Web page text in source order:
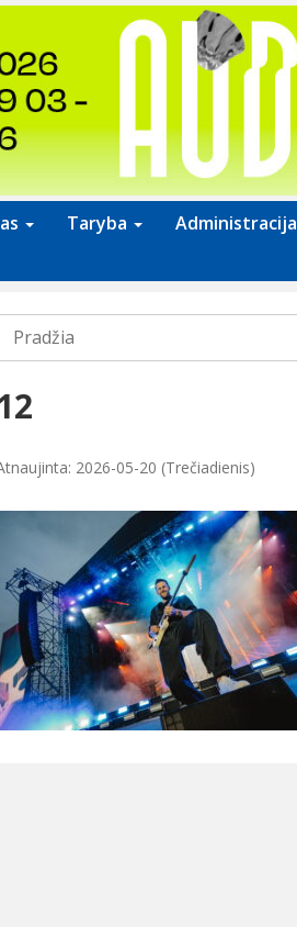
Taryba Administracija
Pradžia
2026-05-20 (Trečiadienis)